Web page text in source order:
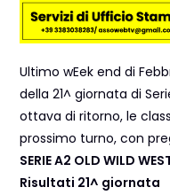
Ultimo wEek end di
della 21^ giornata di
ottava di ritorno, le
prossimo turno, con
SERIE A2 OLD WILD
Risultati 21^ giornata